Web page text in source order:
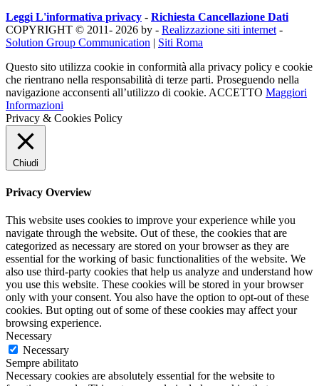
Leggi L'informativa privacy - Richiesta Cancellazione Dati
COPYRIGHT © 2011- 2026 by - Realizzazione siti internet-
Solution Group Communication | Siti Roma
Questo sito utilizza cookie in conformità alla privacy policy e cookie
che rientrano nella responsabilità di terze parti. Proseguendo nella
navigazione acconsenti all’utilizzo di cookie. ACCETTO Maggiori
Informazioni
Privacy & Cookies Policy
Chiudi
Privacy Overview
This website uses cookies to improve your experience while you
navigate through the website. Out of these, the cookies that are
categorized as necessary are stored on your browser as they are
essential for the working of basic functionalities of the website. We
also use third-party cookies that help us analyze and understand how
you use this website. These cookies will be stored in your browser
only with your consent. You also have the option to opt-out of these
cookies. But opting out of some of these cookies may affect your
browsing experience.
Necessary
Necessary
Sempre abilitato
Necessary cookies are absolutely essential for the website to